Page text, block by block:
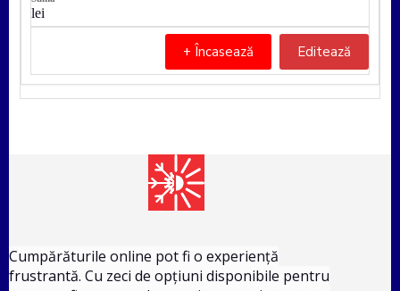
lei
+ Încasează Editează
Cumpărăturile online pot fi o experiență
frustrantă. Cu zeci de opțiuni disponibile pentru